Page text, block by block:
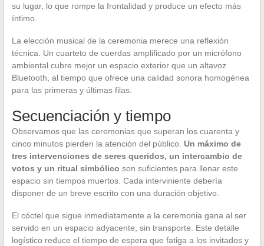
su lugar, lo que rompe la frontalidad y produce un efecto más
íntimo.
La elección musical de la ceremonia merece una reflexión
técnica. Un cuarteto de cuerdas amplificado por un micrófono
ambiental cubre mejor un espacio exterior que un altavoz
Bluetooth, al tiempo que ofrece una calidad sonora homogénea
para las primeras y últimas filas.
Secuenciación y tiempo
Observamos que las ceremonias que superan los cuarenta y
cinco minutos pierden la atención del público. Un máximo de
tres intervenciones de seres queridos, un intercambio de
votos y un ritual simbólico son suficientes para llenar este
espacio sin tiempos muertos. Cada interviniente debería
disponer de un breve escrito con una duración objetivo.
El cóctel que sigue inmediatamente a la ceremonia gana al ser
servido en un espacio adyacente, sin transporte. Este detalle
logístico reduce el tiempo de espera que fatiga a los invitados y